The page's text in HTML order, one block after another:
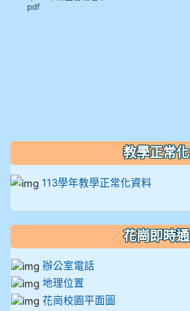
911張 婷
912彭子宸
914王苡澄
pdf
教學正常化
113學年教學正常化資料
花崗即時通
辦公室電話
地理位置
花崗校園平面圖